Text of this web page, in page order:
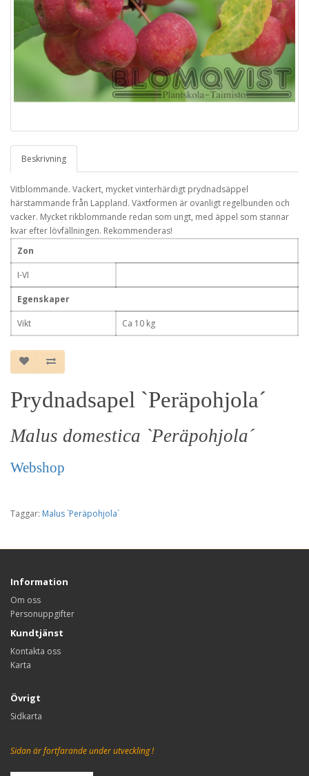
Beskrivning
Vitblommande. Vackert, mycket vinterhärdigt prydnadsäppel
härstammande från Lappland. Växtformen är ovanligt regelbunden och
vacker. Mycket rikblommande redan som ungt, med äppel som stannar
kvar efter lövfällningen. Rekommenderas!
Zon
I-VI
Egenskaper
Vikt Ca 10 kg
Prydnadsapel `Peräpohjola´
Malus domestica `Peräpohjola´
Webshop
Taggar: Malus `Peräpohjola`
Information
Om oss
Personuppgifter
Kundtjänst
Kontakta oss
Karta
Övrigt
Sidkarta
Sidan är fortfarande under utveckling !